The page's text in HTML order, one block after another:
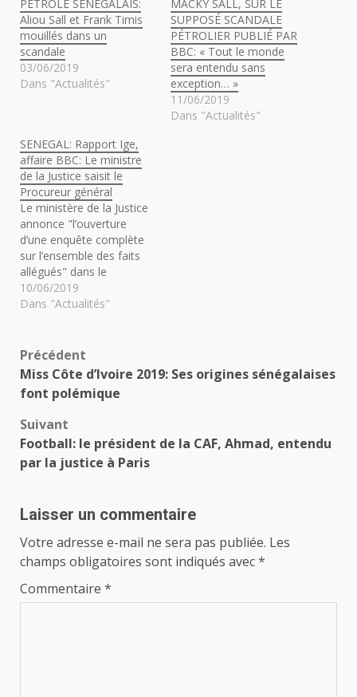
PÉTROLE SÉNÉGALAIS:
Aliou Sall et Frank Timis
mouillés dans un
scandale
03/06/2019
Dans "Actualités"
MACKY SALL, SUR LE
SUPPOSÉ SCANDALE
PÉTROLIER PUBLIÉ PAR
BBC: « Tout le monde
sera entendu sans
exception… »
11/06/2019
Dans "Actualités"
SENEGAL: Rapport Ige,
affaire BBC: Le ministre
de la Justice saisit le
Procureur général
Le ministère de la Justice
annonce "l’ouverture
d’une enquête complète
sur l’ensemble des faits
allégués" dans le
reportage de la BBC sur
les découvertes
publication sur les
réseaux sociaux d’un
rapport de l’Inspection
générale d’Etat (IGE)
et qui…
10/06/2019
Dans "Actualités"
Navigation
d’article
Précédent
Miss Côte d’Ivoire 2019: Ses origines sénégalaises
font polémique
Suivant
Football: le président de la CAF, Ahmad, entendu
par la justice à Paris
Laisser un commentaire
Votre adresse e-mail ne sera pas publiée. Les
champs obligatoires sont indiqués avec*
Commentaire *